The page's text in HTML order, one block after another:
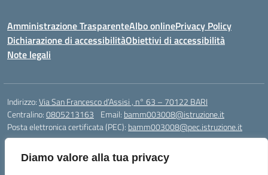
Diamo valore alla tua privacy
Amministrazione TrasparenteAlbo onlinePrivacy Policy
Dichiarazione di accessibilitàObiettivi di accessibilità
Note legali
Indirizzo:Via San Francesco d’Assisi , n° 63 – 70122 BARI
Centralino:0805213163 Email: bamm003008@istruzione.it
Posta elettronica certificata (PEC): bamm003008@pec.istruzione.it
Codice meccanografico: BAMM003008